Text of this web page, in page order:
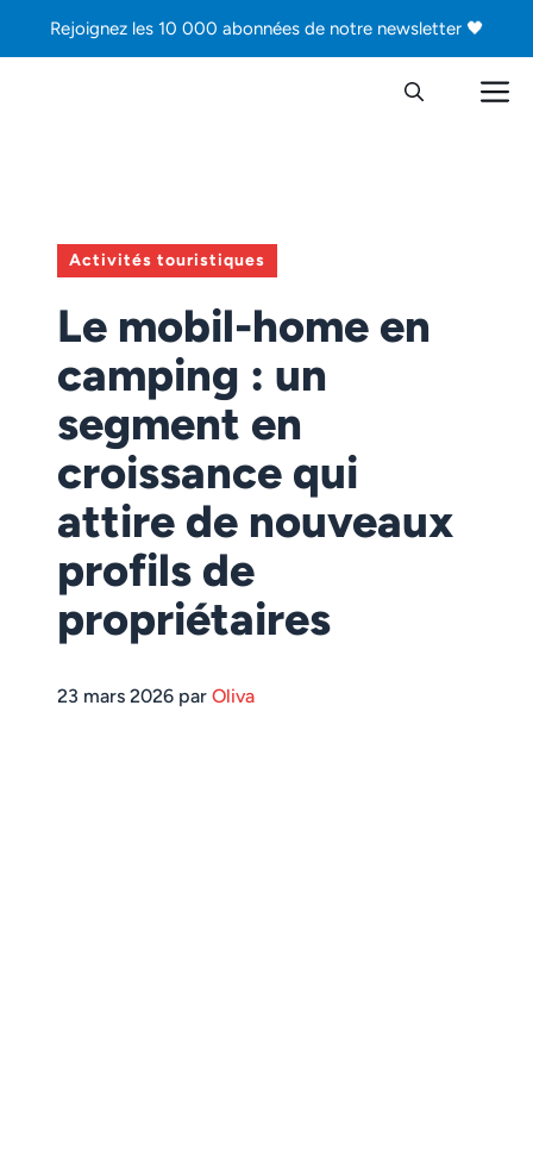
Rejoignez les 10 000 abonnées de notre newsletter 🖤
Activités touristiques
Le mobil-home en
camping : un
segment en
croissance qui
attire de nouveaux
profils de
propriétaires
23 mars 2026 par Oliva